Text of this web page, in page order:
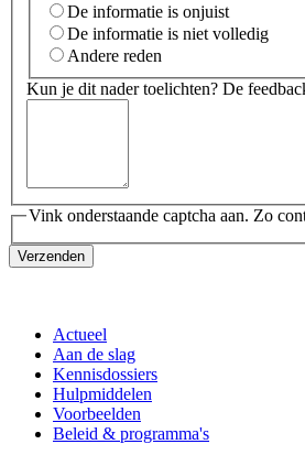
De informatie is onjuist
De informatie is niet volledig
Andere reden
Kun je dit nader toelichten? De
Vink onderstaande captcha aan. Zo
Verzenden
Actueel
Aan de slag
Kennisdossiers
Hulpmiddelen
Voorbeelden
Beleid & programma's